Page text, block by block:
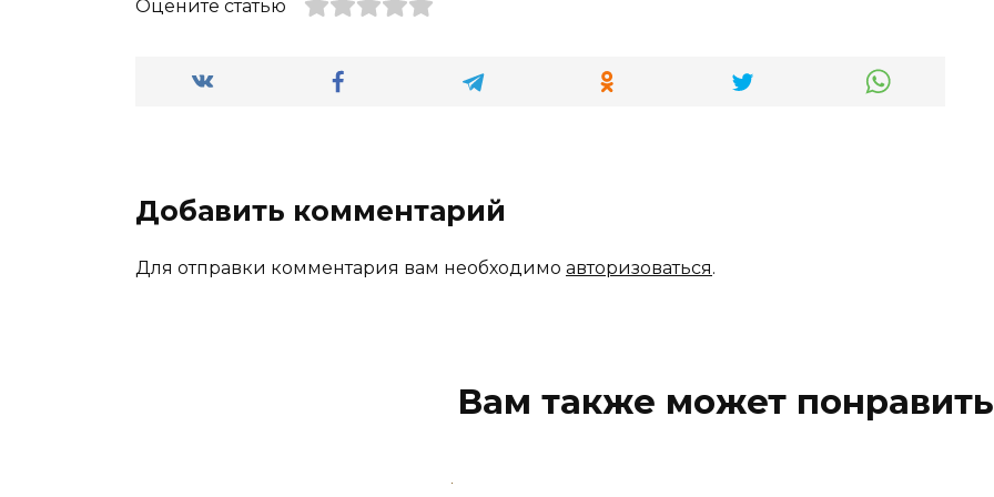
Оцените статью
Добавить комментарий
Для отправки комментария вам необходимо авторизоваться.
Вам также может